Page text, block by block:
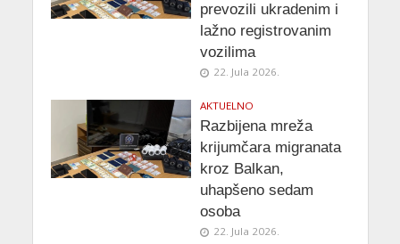
prevozili ukradenim i
lažno registrovanim
vozilima
22. Jula 2026.
AKTUELNO
Razbijena mreža
krijumčara migranata
kroz Balkan,
uhapšeno sedam
osoba
22. Jula 2026.